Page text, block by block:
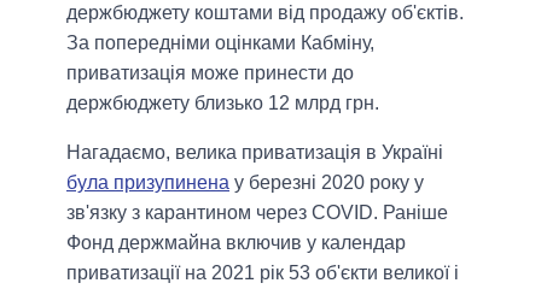
держбюджету коштами від продажу об'єктів.
За попередніми оцінками Кабміну,
приватизація може принести до
держбюджету близько 12 млрд грн.
Нагадаємо, велика приватизація в Україні
була призупинена у березні 2020 року у
зв'язку з карантином через COVID. Раніше
Фонд держмайна включив у календар
приватизації на 2021 рік 53 об'єкти великої і